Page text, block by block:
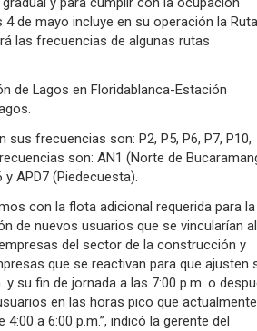
de mayo incluye en su operación la
las frecuencias de algunas rutas
de Lagos en Floridablanca-Estación
frecuencias son: P2, P5, P6, P7, P10,
son: AN1 (Norte de
y APD7 (Piedecuesta).
con la flota adicional requerida para la
de nuevos usuarios que se vincularían al
del sector de la construcción y
que se reactivan para que ajusten
su fin de jornada a las 7:00 p.m. o
en las horas pico que
a 6:00 p.m.”, indicó la gerente del